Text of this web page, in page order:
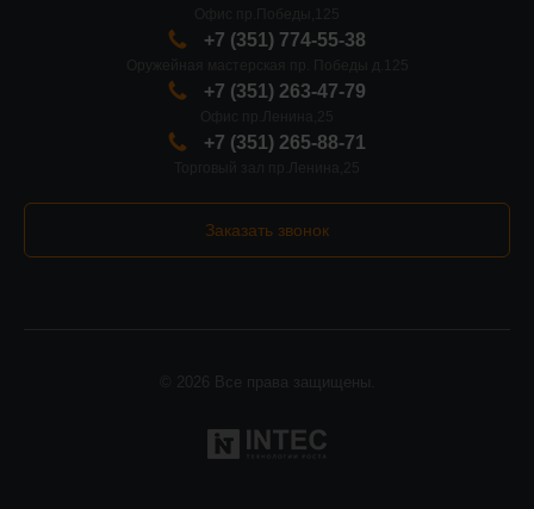
+7 (351) 774-55-38
+7 (351) 263-47-79
+7 (351) 265-88-71
Заказать звонок
© 2026 Все права защищены.